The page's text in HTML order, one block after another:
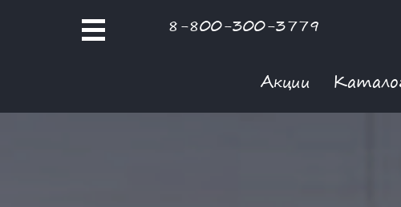
8-800-300-3779
Акции